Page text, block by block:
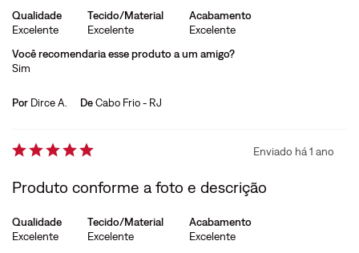
Qualidade
Excelente
Tecido/Material
Excelente
Acabamento
Excelente
Você recomendaria esse produto a um amigo?
Sim
Por Dirce A. DeCabo Frio - RJ
Enviado há1 ano
Produto conforme a foto e descrição
Qualidade
Excelente
Tecido/Material
Excelente
Acabamento
Excelente